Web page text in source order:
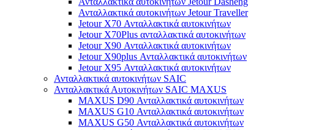
Ανταλλακτικά αυτοκινήτων Jetour Traveller
Jetour X70 Ανταλλακτικά αυτοκινήτων
Jetour X70Plus ανταλλακτικά αυτοκινήτων
Jetour X90 Ανταλλακτικά αυτοκινήτων
Jetour X90plus Ανταλλακτικά αυτοκινήτων
Jetour X95 Ανταλλακτικά αυτοκινήτων
Ανταλλακτικά αυτοκινήτων SAIC
Ανταλλακτικά Αυτοκινήτων SAIC MAXUS
MAXUS D90 Ανταλλακτικά αυτοκινήτων
MAXUS G10 Ανταλλακτικά αυτοκινήτων
MAXUS G50 Ανταλλακτικά αυτοκινήτων